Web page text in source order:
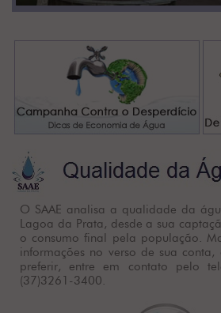
O SAAE analisa a qualidade da
Lagoa da Prata, desde a sua
o consumo final pela população.
informações no verso de sua conta,
preferir, entre em contato pelo
(37)3261-3400.